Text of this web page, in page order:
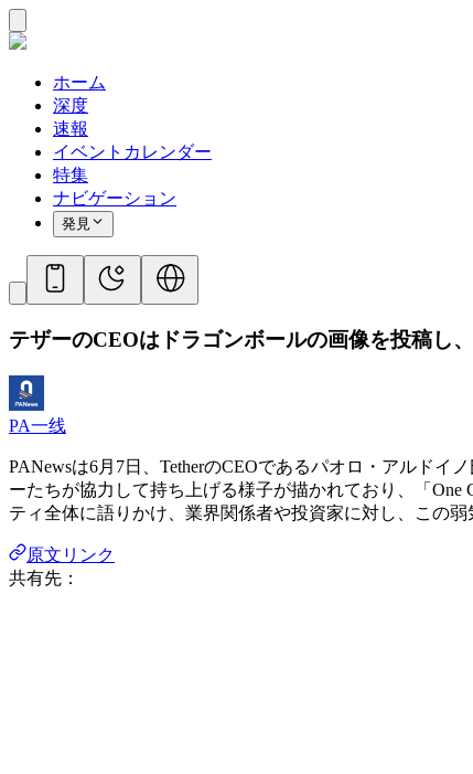
ホーム
深度
速報
イベントカレンダー
特集
ナビゲーション
発見
テザーのCEOはドラゴンボールの画像を投稿し
PA一线
PANewsは6月7日、TetherのCEOであるパオロ・アルド
ーたちが協力して持ち上げる様子が描かれており、「
ティ全体に語りかけ、業界関係者や投資家に対し、この
原文リンク
共有先：